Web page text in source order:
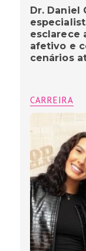
Dr. Daniel
esclarece
afetivo e
cenários
CARREIRA